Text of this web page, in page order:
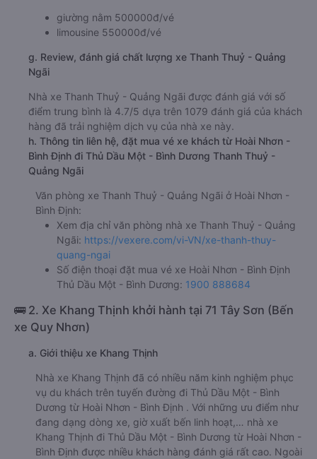
giường nằm 500000đ/vé
limousine 550000đ/vé
g. Review, đánh giá chất lượng xe Thanh Thuỷ - Quảng
Ngãi
Nhà xe Thanh Thuỷ - Quảng Ngãi được đánh giá với số
điểm trung bình là 4.7/5 dựa trên 1079 đánh giá của khách
hàng đã trải nghiệm dịch vụ của nhà xe này.
h. Thông tin liên hệ, đặt mua vé xe khách từ Hoài Nhơn -
Bình Định đi Thủ Dầu Một - Bình Dương Thanh Thuỷ -
Quảng Ngãi
Văn phòng xe Thanh Thuỷ - Quảng Ngãi ở Hoài Nhơn -
Bình Định:
Xem địa chỉ văn phòng nhà xe Thanh Thuỷ - Quảng
Ngãi: https://vexere.com/vi-VN/xe-thanh-thuy-
quang-ngai
Số điện thoại đặt mua vé xe Hoài Nhơn - Bình Định
Thủ Dầu Một - Bình Dương: 1900 888684
🚌 2. Xe Khang Thịnh khởi hành tại 71 Tây Sơn (Bến
xe Quy Nhơn)
a. Giới thiệu xe Khang Thịnh
Nhà xe Khang Thịnh đã có nhiều năm kinh nghiệm phục
vụ du khách trên tuyến đường đi Thủ Dầu Một - Bình
Dương từ Hoài Nhơn - Bình Định . Với những ưu điểm như
đang dạng dòng xe, giờ xuất bến linh hoạt,… nhà xe
Khang Thịnh đi Thủ Dầu Một - Bình Dương từ Hoài Nhơn -
Bình Định được nhiều khách hàng đánh giá rất cao. Ngoài